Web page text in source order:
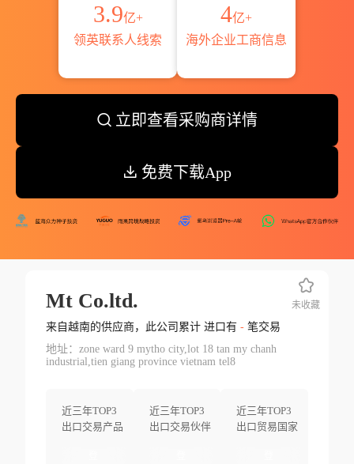
3.9亿+
领英联系人线索
4亿+
海外企业工商信息
立即查看采购商详情
免费下载App
Mt Co.ltd.
来自越南的供应商，此公司累计 进口有 -笔交易
地址：zone ward 9 mytho city,lot 18 tan my chanh
industrial,tien giang province vietnam tel8
近三年TOP3
出口交易产品
近三年TOP3
出口交易伙伴
近三年TOP3
出口贸易国家
未收藏